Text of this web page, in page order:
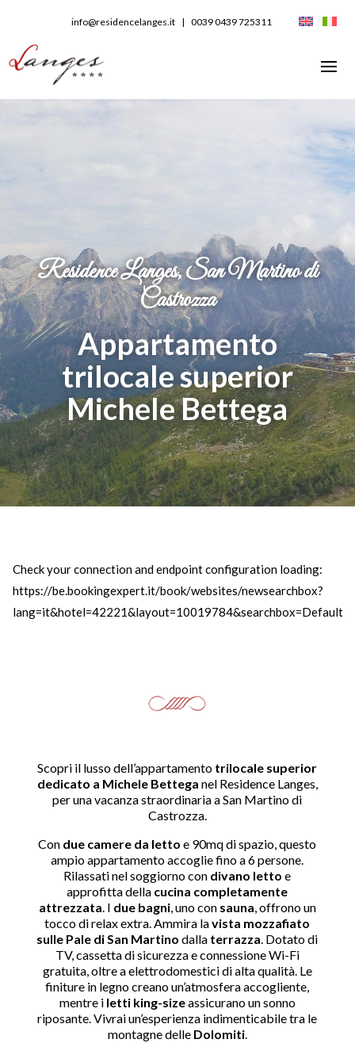
info@residencelanges.it | 0039 0439 725311
Residence Langes, San Martino di
Castrozza
Appartamento
trilocale superior
Michele Bettega
Scopri il lusso dell’appartamento trilocale superior
dedicato a Michele Bettega nel Residence Langes,
per una vacanza straordinaria a San Martino di
Castrozza.
Con due camere da letto e 90mq di spazio, questo
ampio appartamento accoglie fino a 6 persone.
Rilassati nel soggiorno con divano letto e
approfitta della cucina completamente
attrezzata. I due bagni, uno con sauna, offrono un
tocco di relax extra. Ammira lavista mozzafiato
sulle Pale di San Martino dalla terrazza. Dotato di
TV, cassetta di sicurezza e connessione Wi-Fi
gratuita, oltre a elettrodomestici di alta qualità. Le
finiture in legno creano un’atmosfera accogliente,
mentre i letti king-sizeassicurano un sonno
riposante. Vivrai un’esperienza indimenticabile tra le
montagne delle Dolomiti.